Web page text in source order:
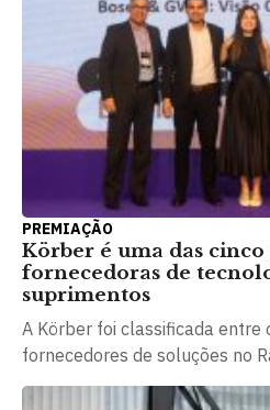
PREMIAÇÃO
Körber é uma das
fornecedoras de
suprimentos
A Körber foi classificada entre
fornecedores de soluções no